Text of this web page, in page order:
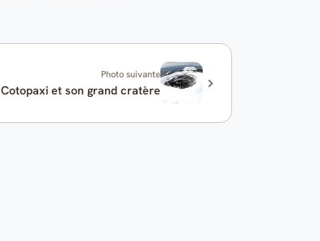
Photo suivante
Cotopaxi et son grand cratère